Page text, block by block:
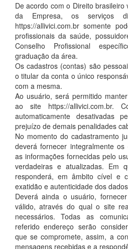
De acordo com o Direito
da Empresa, os serviços
https://allivici.com.br somente
profissionais da saúde,
Conselho Profissional
graduação da área.
Os cadastros (contas) são
o titular da conta o único
com a mesma.
Ao usuário, será permitido
ao site https://allivici.com.br.
automaticamente desativadas
prejuízo de demais penalidades
No momento do cadastramento
deverá fornecer integralmente
as informações fornecidas pelo
verdadeiras e atualizadas. Em
responderá, em âmbito cível e
exatidão e autenticidade dos
Deverá ainda o usuário,
válido, através do qual o site
necessários. Todas as
referido endereço serão
que se compromete, assim, a
mensagens recebidas e a